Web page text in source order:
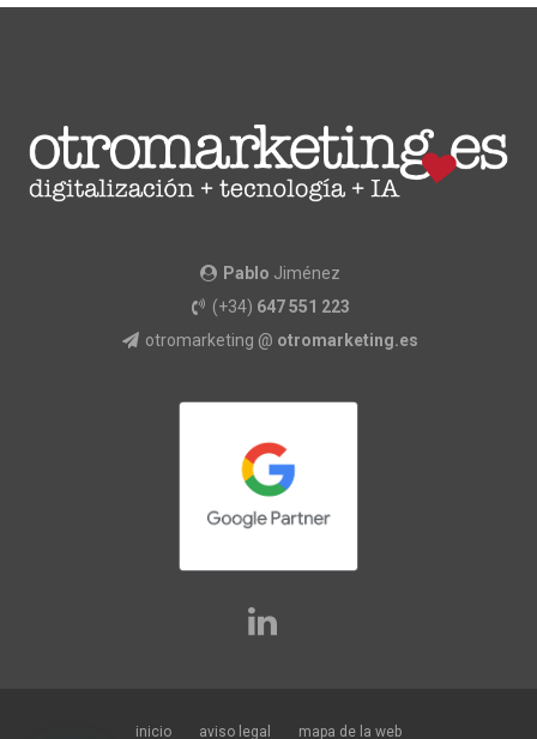
Pablo Jiménez
(+34) 647 551 223
otromarketing @ otromarketing.es
inicio aviso legal mapa de la web